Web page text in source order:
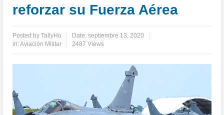
reforzar su Fuerza Aérea
Posted byTallyHo Date:septiembre 13, 2020
in:Aviación Militar 2487 Views